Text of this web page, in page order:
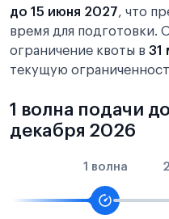
до 15 июня 2027, что
время для подготовки.
ограничение квоты в 31
текущую
1 волна подачи
декабря 2026
1 волна